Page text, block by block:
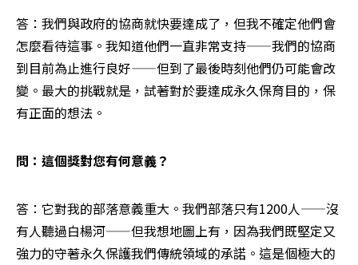
答：我們與政府的協商就快要達成了，但我不確定他們會
怎麼看待這事。我知道他們一直非常支持——我們的協商
到目前為止進行良好——但到了最後時刻他們仍可能會改
變。最大的挑戰就是，試著對於要達成永久保育目的，保
有正面的想法。
問：這個獎對您有何意義？
答：它對我的部落意義重大。我們部落只有1200人——沒
有人聽過白楊河——但我想地圖上有，因為我們既堅定又
強力的守著永久保護我們傳統領域的承諾。這是個極大的